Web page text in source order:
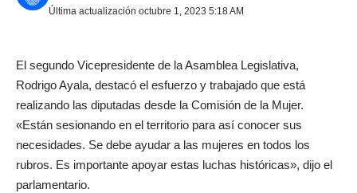
Última actualización octubre 1, 2023 5:18 AM
El segundo Vicepresidente de la Asamblea Legislativa,
Rodrigo Ayala, destacó el esfuerzo y trabajado que está
realizando las diputadas desde la Comisión de la Mujer.
«Están sesionando en el territorio para así conocer sus
necesidades. Se debe ayudar a las mujeres en todos los
rubros. Es importante apoyar estas luchas históricas», dijo el
parlamentario.